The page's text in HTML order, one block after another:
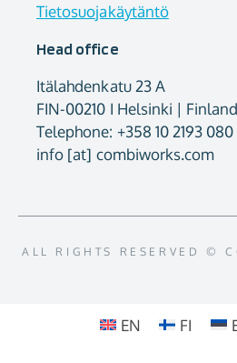
Head office
Itälahdenkatu 23 A
FIN-00210 I Helsinki | Finland
Telephone: +358 10 2193 080
info [at] combiworks.com
Tietosuojakäytäntö
ALL RIGHTS RESERVED ©
EN FI